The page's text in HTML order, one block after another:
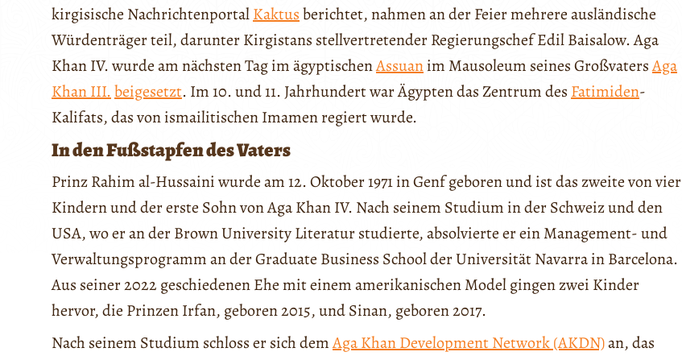
kirgisische NachrichtenportalKaktusberichtet, nahmen an der Feier mehrere ausländische
Würdenträger teil, darunter Kirgistans stellvertretender Regierungschef Edil Baisalow. Aga
Khan IV. wurde am nächsten Tag im ägyptischenAssuanim Mausoleum seines GroßvatersAga
Khan III.beigesetzt. Im 10. und 11. Jahrhundert war Ägypten das Zentrum des Fatimiden-
Kalifats, das von ismailitischen Imamen regiert wurde.
In den Fußstapfen des Vaters
Prinz Rahim al-Hussaini wurde am 12. Oktober 1971 in Genf geboren und ist das zweite von vier
Kindern und der erste Sohn von Aga Khan IV. Nach seinem Studium in der Schweiz und den
USA, wo er an der Brown University Literatur studierte, absolvierte er ein Management- und
Verwaltungsprogramm an der Graduate Business School der Universität Navarra in Barcelona.
Aus seiner 2022 geschiedenen Ehe mit einem amerikanischen Model gingen zwei Kinder
hervor, die Prinzen Irfan, geboren 2015, und Sinan, geboren 2017.
Nach seinem Studium schloss er sich demAga Khan Development Network (AKDN)an, das